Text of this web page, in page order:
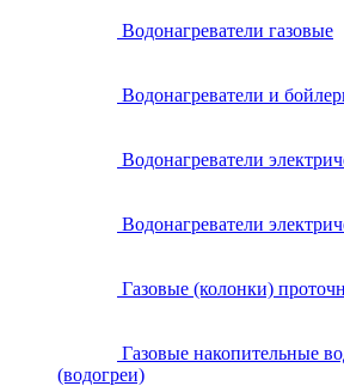
Водонагреватели газовые
Водонагреватели и
Водонагреватели
Водонагреватели
Газовые (колонки)
Газовые накопительные
(водогреи)